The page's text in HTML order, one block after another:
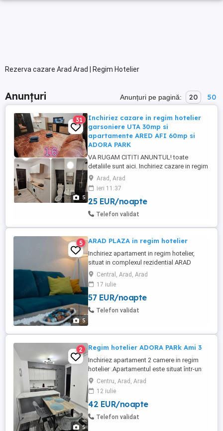
Rezerva cazare Arad Arad | Regim Hotelier
Anunțuri Anunțuri pe pagină: 20 50
5
31
Inchiriez cazare in regim hotelier
garsoniere UTA 30mp si
apartamente ARED AFI 60mp si
ADORA PARK
VA RUGAM CITITI ANUNTUL! toate
detaliile sunt aici. Inchiriez cazare in regim
hotelier garsoniere in zona UTA de 30mp
SAU apartamente noi la ARED-urile noi
zona AFI-McDrive de 60mp pentru cei care
doresc si mai calitate, sau pentru
priveliste apartament nou si mai spatios
Arad, Arad
ieri 11:37
25 EUR/noapte
Telefon validat
5
5 ARAD PLAZA in regim hotelier
Inchiriez apartament in regim hotelier,
situat in complexul rezidential ARAD
PLAZA, una dintre cele mai exclusiviste
cladiri din Arad. Cazarea fiind situata in
vecinatatea spitalului ORL, Oncologie sau
Municipal, este idela pt cazare conexa .
Apartamentul este situat la etajul 2 din 6
Central, Arad, Arad
17 iulie
57 EUR/noapte
Telefon validat
5
2 Regim hotelier ADORA PARk Ami 3
Inchiriez apartament 2 camere in regim
hotelier .Apartamentul este situat într-un
cartier rezidential ADORA PARK aproape
de aeroport stație de tramvai,5 min Moll.
Afi .Apartamentul este dotat : Aer
condiționat Masina de spalat haine Veselă
tacâmuri Fierbător apa Prăjitor pâine
Centru, Arad, Arad
12 iulie
42 EUR/noapte
Telefon validat